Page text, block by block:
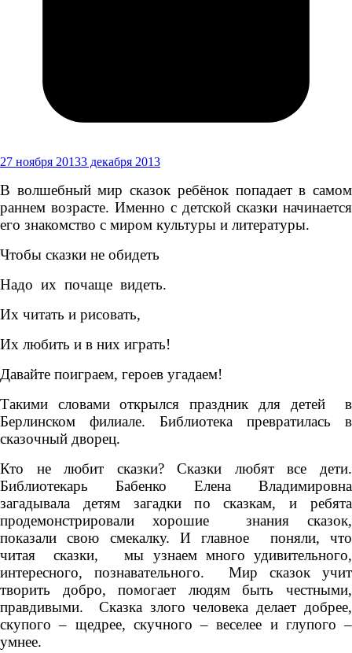
27 ноября 20133 декабря 2013
В волшебный мир сказок ребёнок попадает в самом
раннем возрасте. Именно с детской сказки начинается
его знакомство с миром культуры и литературы.
Чтобы сказки не обидеть
Надо их почаще видеть.
Их читать и рисовать,
Их любить и в них играть!
Давайте поиграем, героев угадаем!
Такими словами открылся праздник для детей в
Берлинском филиале. Библиотека превратилась в
сказочный дворец.
Кто не любит сказки? Сказки любят все дети.
Библиотекарь Бабенко Елена Владимировна
загадывала детям загадки по сказкам, и ребята
продемонстрировали хорошие знания сказок,
показали свою смекалку. И главное поняли, что
читая сказки, мы узнаем много удивительного,
интересного, познавательного. Мир сказок учит
творить добро, помогает людям быть честными,
правдивыми. Сказка злого человека делает добрее,
скупого – щедрее, скучного – веселее и глупого –
умнее.